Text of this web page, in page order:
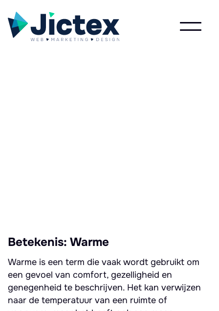
Betekenis: Warme
Warme is een term die vaak wordt gebruikt om
een gevoel van comfort, gezelligheid en
genegenheid te beschrijven. Het kan verwijzen
naar de temperatuur van een ruimte of